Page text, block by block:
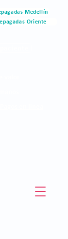
Medellín
Oriente